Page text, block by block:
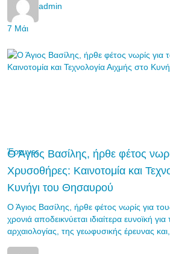
admin
7 Μάι
Έρευνες
Ο Άγιος Βασίλης, ήρθε φέτος
Χρυσοθήρες: Καινοτομία και
Κυνήγι του Θησαυρού
Ο Άγιος Βασίλης, ήρθε φέτος νωρίς για
χρονιά αποδεικνύεται ιδιαίτερα ευνοϊκή
αρχαιολογίας, της γεωφυσικής έρευνας